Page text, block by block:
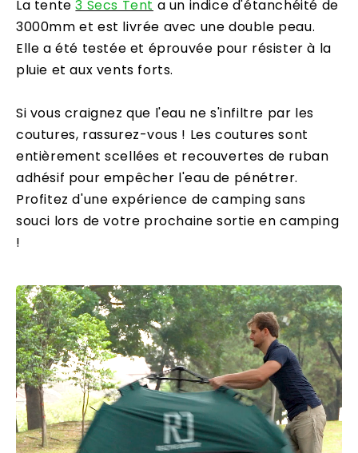
La tente3 Secs Tent a un indice d'étanchéité de
3000mm et est livrée avec une double peau.
Elle a été testée et éprouvée pour résister à la
pluie et aux vents forts.
Si vous craignez que l'eau ne s'infiltre par les
coutures, rassurez-vous ! Les coutures sont
entièrement scellées et recouvertes de ruban
adhésif pour empêcher l'eau de pénétrer.
Profitez d'une expérience de camping sans
souci lors de votre prochaine sortie en camping
!